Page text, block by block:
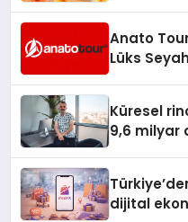
Anato
Lüks
Küresel
9,6 milyar
dijital